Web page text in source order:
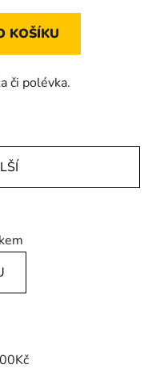
KOŠÍKU
či polévka.